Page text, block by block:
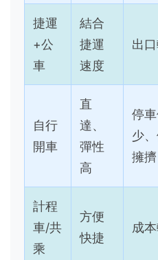
捷運
+公
車
結合
捷運
速度
出
自行
開車
直
達、
彈性
高
停
少
擁擠
計程
車/共
乘
方便
快捷
成